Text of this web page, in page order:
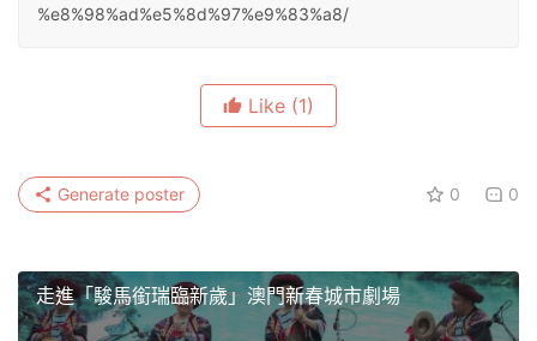
%e8%98%ad%e5%8d%97%e9%83%a8/
Like (1)
0 0
Generate poster
走進「駿馬銜瑞臨新歲」澳門新春城市劇場